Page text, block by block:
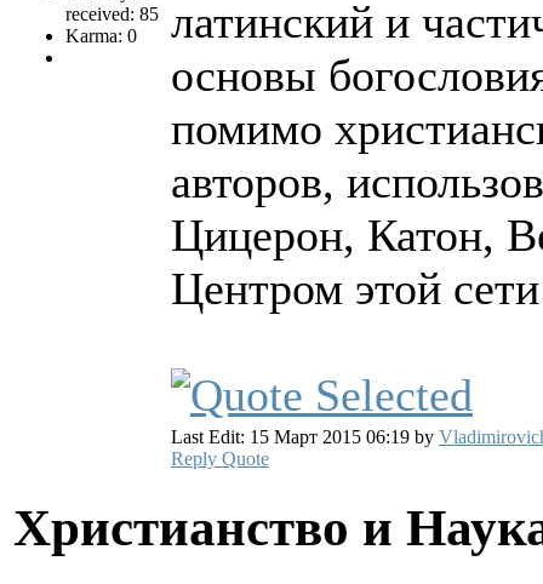
received: 85
Karma: 0
латинский и
основы
помимо
авторов,
Цицерон, Катон,
Центром этой
Last Edit: 15 Март 2015 06:19 by
Reply Quote
Христианство и